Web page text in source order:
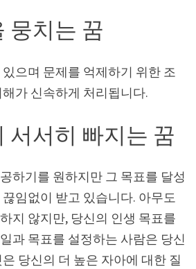
뭉치는 꿈
으며 문제를 억제하기 위한 조
가 신속하게 처리됩니다.
서서히 빠지는 꿈
하기를 원하지만 그 목표를 달성
임없이 받고 있습니다. 아무도
지 않지만, 당신의 인생 목표를
과 목표를 설정하는 사람은 당신
당신의 더 높은 자아에 대한 질